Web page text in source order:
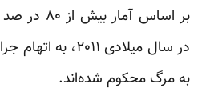
در سال میلادی
به مرگ محکوم شده‌اند.